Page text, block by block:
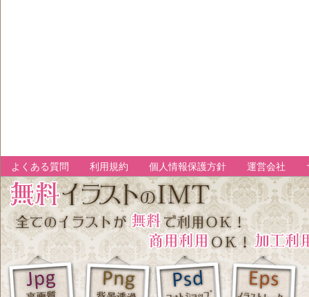
よくある質問 利用規約 個人情報保護方針 運営会社